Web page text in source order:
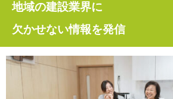
地域の建設業界に
欠かせない情報を発信